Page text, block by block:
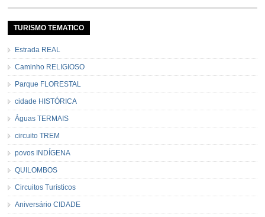
TURISMO TEMATICO
Estrada REAL
Caminho RELIGIOSO
Parque FLORESTAL
cidade HISTÓRICA
Águas TERMAIS
circuito TREM
povos INDÍGENA
QUILOMBOS
Circuitos Turísticos
Aniversário CIDADE